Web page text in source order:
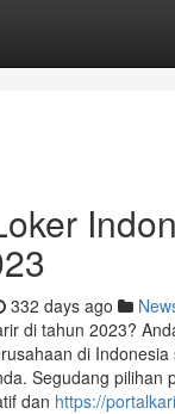
332 days ago
di tahun 2023?
di
Segudang pilihan
dan https://